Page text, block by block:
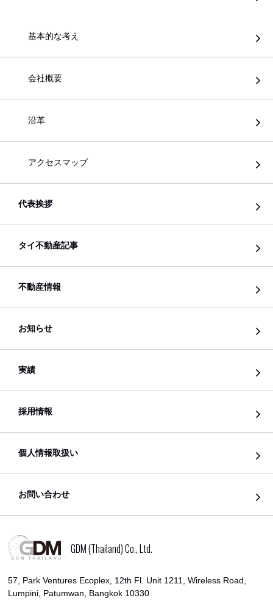
GDM (Thailand) Co., Ltd.
57, Park Ventures Ecoplex, 12th Fl. Unit 1211, Wireless Road,
Lumpini, Patumwan, Bangkok 10330
基本的な考え
会社概要
沿革
アクセスマップ
代表挨拶
タイ不動産記事
不動産情報
お知らせ
実績
採用情報
個人情報取扱い
お問い合わせ